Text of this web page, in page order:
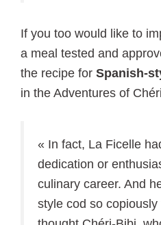
If you too would like to
a meal tested and
the recipe for Spanish-
in the Adventures of
« In fact, La Ficelle
dedication or
culinary career. And
style cod so copiously